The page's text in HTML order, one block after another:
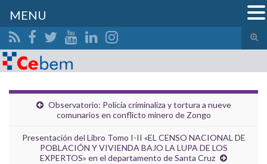
el
Search for:
Observatorio: Policía criminaliza y tortura a nueve
comunarios en conflicto minero de Zongo
Presentación del Libro Tomo I-II «EL CENSO NACIONAL DE
POBLACIÓN Y VIVIENDA BAJO LA LUPA DE LOS
EXPERTOS» en el departamento de Santa Cruz
MENU